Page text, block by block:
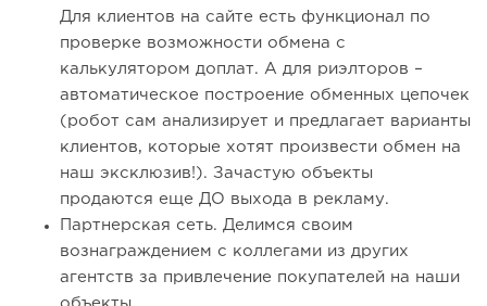
Для клиентов на сайте есть функционал по
проверке возможности обмена с
калькулятором доплат. А для риэлторов –
автоматическое построение обменных цепочек
(робот сам анализирует и предлагает варианты
клиентов, которые хотят произвести обмен на
наш эксклюзив!). Зачастую объекты
продаются еще ДО выхода в рекламу.
Партнерская сеть. Делимся своим
вознаграждением с коллегами из других
агентств за привлечение покупателей на наши